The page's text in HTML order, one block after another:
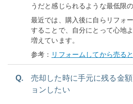
うだと感じられるような最低限
最近では、購入後に自らリフォ
することで、自分にとって心地
増えています。
参考： リフォームしてから売る
Q.
売却した時に手元に残る金
ョンしたい